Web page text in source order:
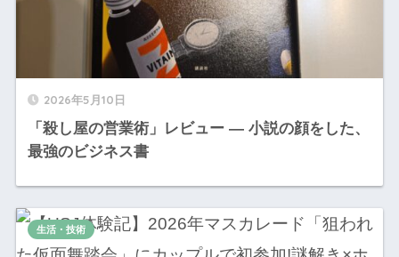
2026年5月10日
「殺し屋の営業術」レビュー — 小説の顔をした、
最強のビジネス書
生活・技術